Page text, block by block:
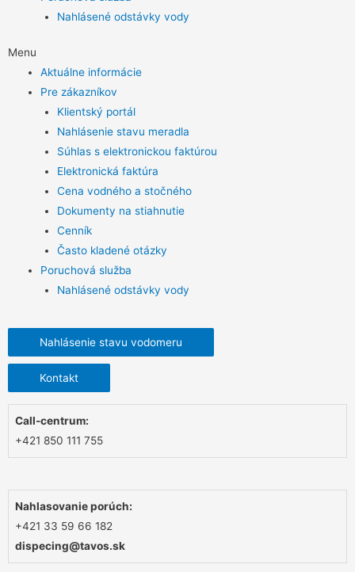
Nahlásené odstávky vody
Menu
Aktuálne informácie
Pre zákazníkov
Klientský portál
Nahlásenie stavu meradla
Súhlas s elektronickou faktúrou
Elektronická faktúra
Cena vodného a stočného
Dokumenty na stiahnutie
Cenník
Často kladené otázky
Poruchová služba
Nahlásené odstávky vody
Nahlásenie stavu vodomeru
Kontakt
Call-centrum:
+421 850 111 755
Nahlasovanie porúch:
+421 33 59 66 182
dispecing@tavos.sk